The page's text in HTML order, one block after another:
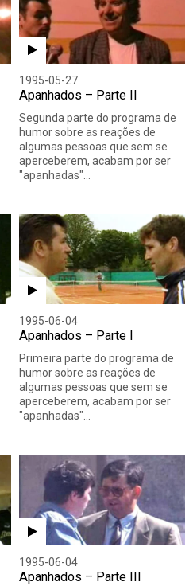
1995-05-27
Apanhados – Parte II
Segunda parte do programa de
humor sobre as reações de
algumas pessoas que sem se
aperceberem, acabam por ser
"apanhadas"…
1995-06-04
Apanhados – Parte I
Primeira parte do programa de
humor sobre as reações de
algumas pessoas que sem se
aperceberem, acabam por ser
"apanhadas"…
1995-06-04
Apanhados – Parte III